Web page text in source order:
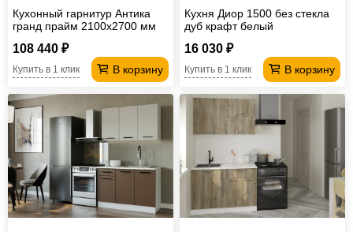
Кухонный гарнитур Антика
гранд прайм 2100х2700 мм
108 440 ₽
В корзину
Купить в 1 клик
Кухня Диор 1500 без стекла
дуб крафт белый
16 030 ₽
В корзину
Купить в 1 клик